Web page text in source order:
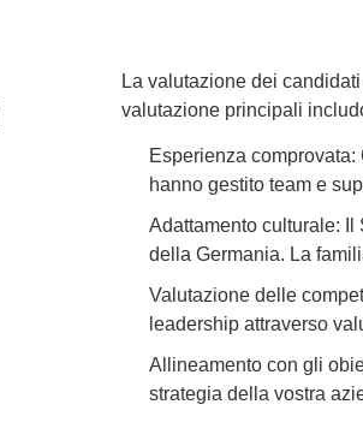
La valutazione dei
valutazione principali
Esperienza
hanno gestito team e
Adattamento culturale:
della Germania. La
Valutazione delle
leadership attraverso
Allineamento con gli
strategia della vostra